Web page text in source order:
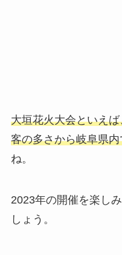
大垣花火大会といえ
客の多さから岐阜県
ね。
2023年の開催を楽し
しょう。